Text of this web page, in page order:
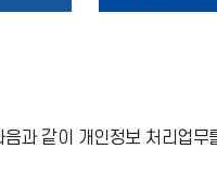
기과 같이 개인정보 처리업